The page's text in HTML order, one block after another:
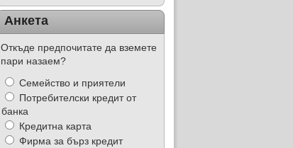
Анкета
Откъде предпочитате да вземете
пари назаем?
Семейство и приятели
Потребителски кредит от
банка
Кредитна карта
Фирма за бърз кредит